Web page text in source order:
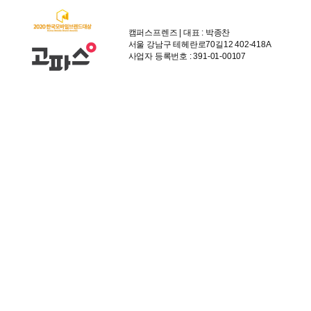
캠퍼스프렌즈 | 대표 : 박종찬
서울 강남구 테헤란로70길12 402-418A
사업자 등록번호 : 391-01-00107